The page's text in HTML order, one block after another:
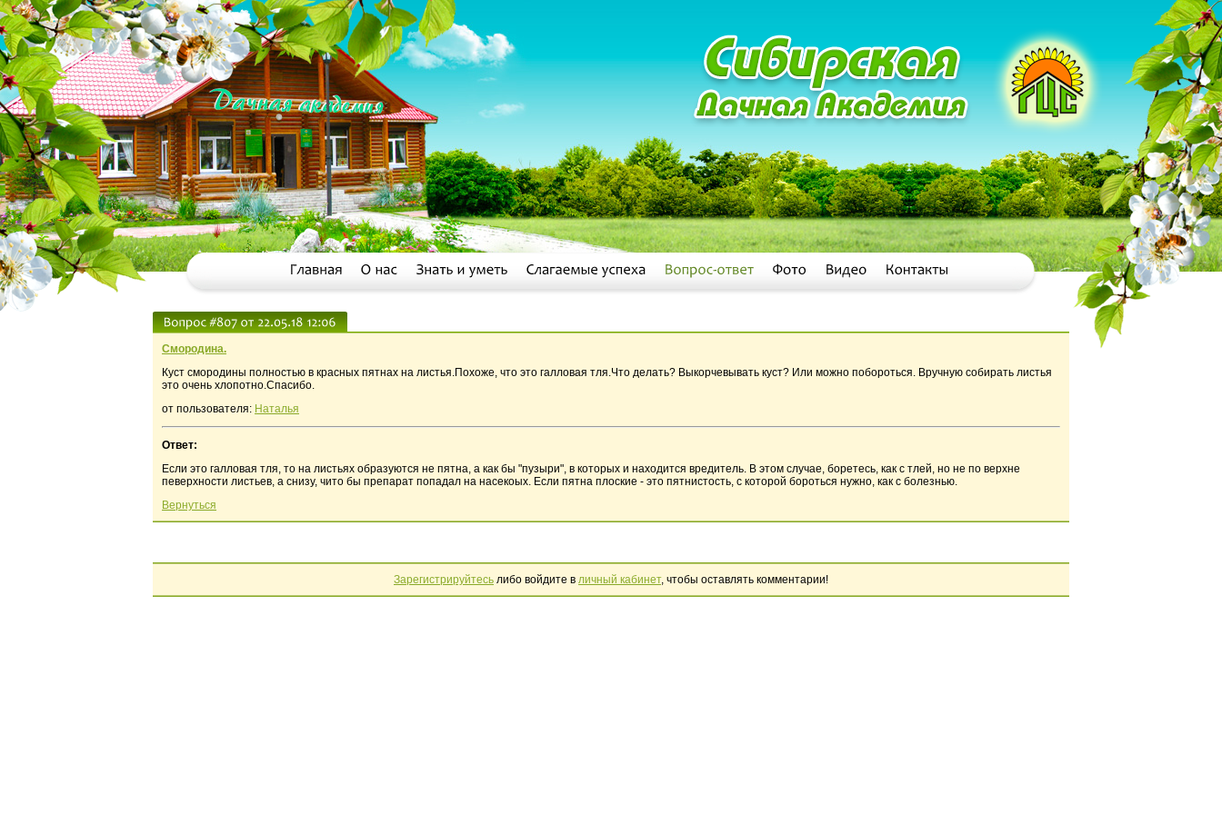
Смородина.
Куст смородины полностью в красных пятнах на листья.Похоже, что это галловая тля.Что делать? Выкорчевывать куст? Или можно побороться. Вручную собирать листья
это очень хлопотно.Спасибо.
от пользователя: Наталья
Ответ:
Если это галловая тля, то на листьях образуются не пятна, а как бы "пузыри", в которых и находится вредитель. В этом случае, боретесь, как с тлей, но не по верхне
певерхности листьев, а снизу, чито бы препарат попадал на насекоых. Если пятна плоские - это пятнистость, с которой бороться нужно, как с болезнью.
Вернуться
Зарегистрируйтесь либо войдите в личный кабинет, чтобы оставлять комментарии!